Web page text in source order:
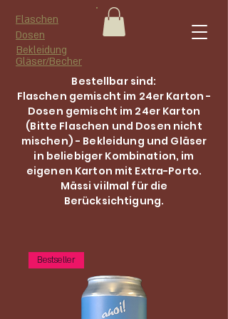
Flaschen
Dosen
Bekleidung
Gläser/Becher
Bestellbar sind:
Flaschen gemischt im 24er Karton -
Dosen gemischt im 24er Karton
(Bitte Flaschen und Dosen nicht
mischen) - Bekleidung und Gläser
in beliebiger Kombination, im
eigenen Karton mit Extra-Porto.
Mässi viilmal für die
Berücksichtigung.
Bestseller